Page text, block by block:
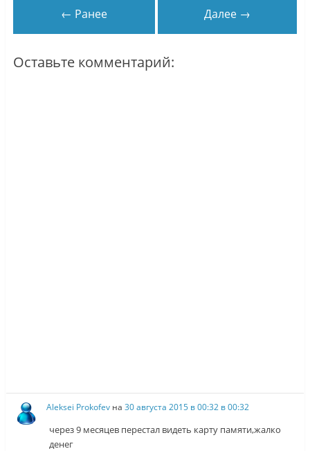
← Ранее Далее →
Оставьте комментарий:
Aleksei Prokofev на30 августа 2015 в 00:32 в 00:32
через 9 месяцев перестал видеть карту памяти,жалко
денег